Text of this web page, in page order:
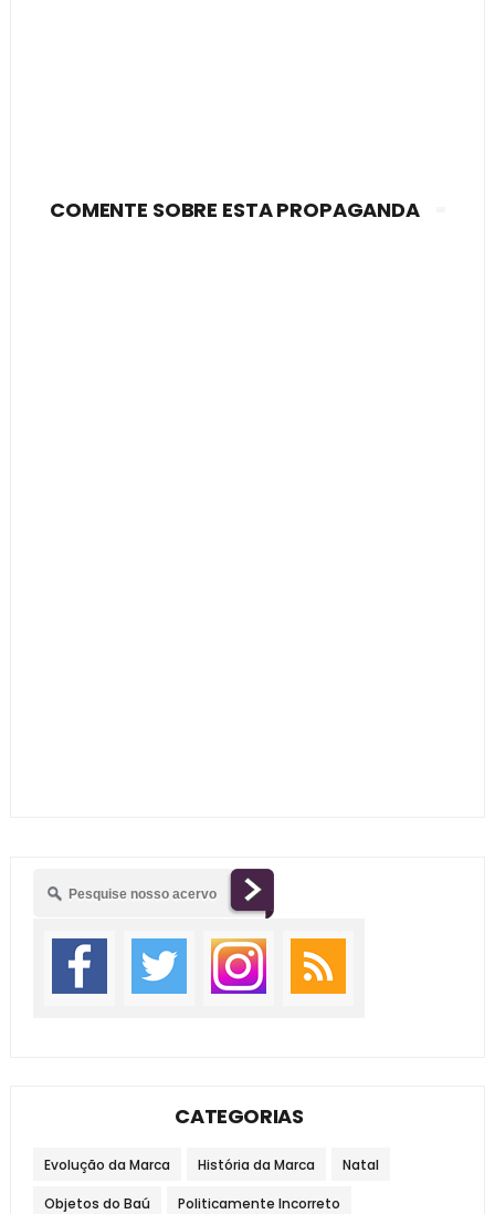
COMENTE SOBRE ESTA PROPAGANDA
CATEGORIAS
Evolução da Marca História da Marca Natal
Objetos do Baú Politicamente Incorreto